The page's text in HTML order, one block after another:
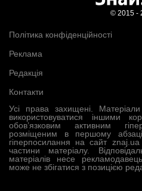
Усі права захищені.
використовуватися іншими
обов’язковим активним
розміщеним в першому
гіперпосилання на сайт
частини матеріалу.
матеріалів несе
може не збігатися з позицією
Політика конфіденційності
Реклама
Редакція
Контакти
© 2015 -